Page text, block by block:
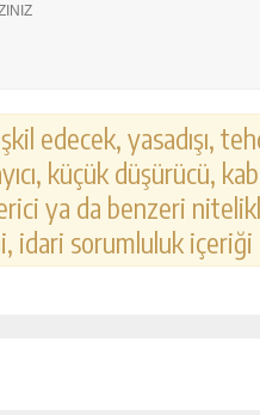
edecek, yasadışı,
küçük düşürücü,
ya da benzeri
idari sorumluluk